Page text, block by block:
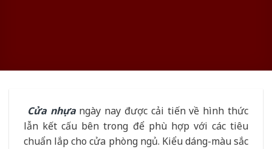
Cửa nhựangày nay được cải tiến về hình thức
lẫn kết cấu bên trong để phù hợp với các tiêu
chuẩn lắp cho cửa phòng ngủ. Kiểu dáng-màu sắc